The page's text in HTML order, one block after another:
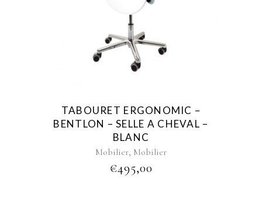
TABOURET ERGONOMIC –
BENTLON – SELLE A CHEVAL –
BLANC
Mobilier, Mobilier
€495,00